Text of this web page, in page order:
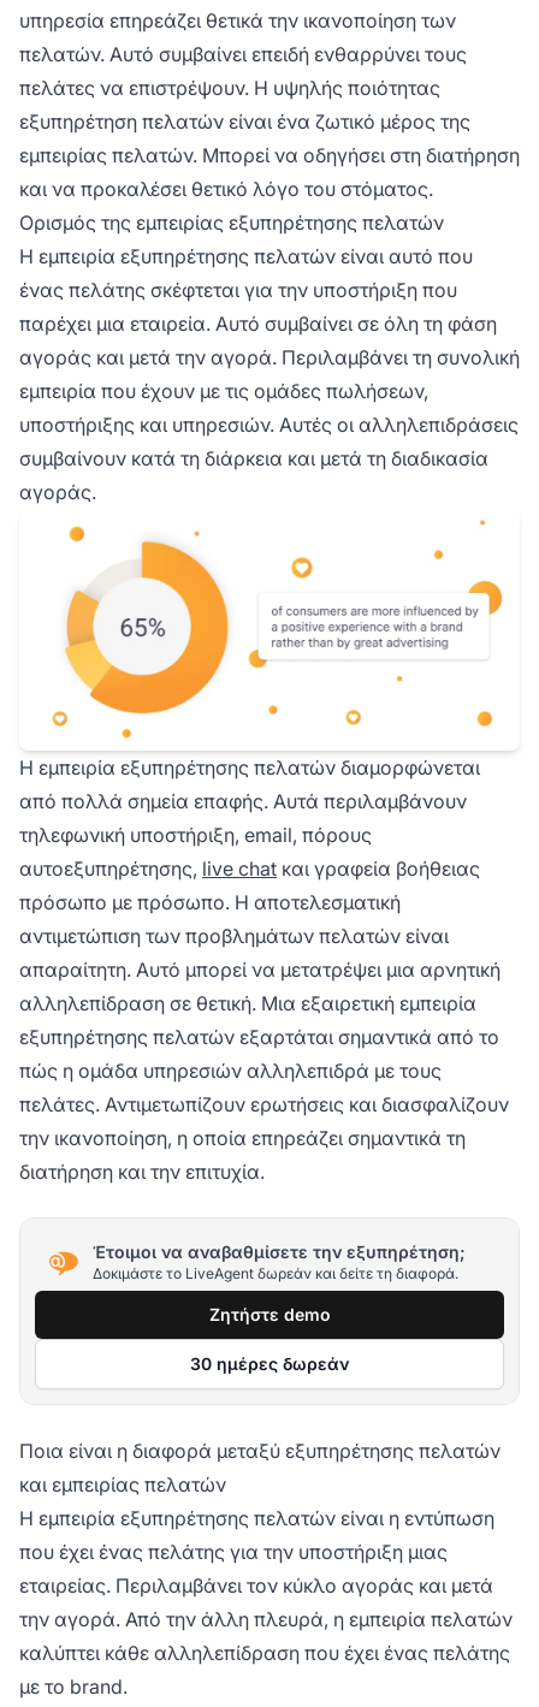
υπηρεσία επηρεάζει θετικά την ικανοποίηση των
πελατών. Αυτό συμβαίνει επειδή ενθαρρύνει τους
πελάτες να επιστρέψουν. Η υψηλής ποιότητας
εξυπηρέτηση πελατών είναι ένα ζωτικό μέρος της
εμπειρίας πελατών. Μπορεί να οδηγήσει στη διατήρηση
και να προκαλέσει θετικό λόγο του στόματος.
Ορισμός της εμπειρίας εξυπηρέτησης πελατών
Η εμπειρία εξυπηρέτησης πελατών είναι αυτό που
ένας πελάτης σκέφτεται για την υποστήριξη που
παρέχει μια εταιρεία. Αυτό συμβαίνει σε όλη τη φάση
αγοράς και μετά την αγορά. Περιλαμβάνει τη συνολική
εμπειρία που έχουν με τις ομάδες πωλήσεων,
υποστήριξης και υπηρεσιών. Αυτές οι αλληλεπιδράσεις
συμβαίνουν κατά τη διάρκεια και μετά τη διαδικασία
αγοράς.
Η εμπειρία εξυπηρέτησης πελατών διαμορφώνεται
από πολλά σημεία επαφής. Αυτά περιλαμβάνουν
τηλεφωνική υποστήριξη, email, πόρους
αυτοεξυπηρέτησης, live chat και γραφεία βοήθειας
πρόσωπο με πρόσωπο. Η αποτελεσματική
αντιμετώπιση των προβλημάτων πελατών είναι
απαραίτητη. Αυτό μπορεί να μετατρέψει μια αρνητική
αλληλεπίδραση σε θετική. Μια εξαιρετική εμπειρία
εξυπηρέτησης πελατών εξαρτάται σημαντικά από το
πώς η ομάδα υπηρεσιών αλληλεπιδρά με τους
πελάτες. Αντιμετωπίζουν ερωτήσεις και διασφαλίζουν
την ικανοποίηση, η οποία επηρεάζει σημαντικά τη
διατήρηση και την επιτυχία.
Έτοιμοι να αναβαθμίσετε την εξυπηρέτηση;
Δοκιμάστε το LiveAgent δωρεάν και δείτε τη διαφορά.
Ζητήστε demo
30 ημέρες δωρεάν
Ποια είναι η διαφορά μεταξύ εξυπηρέτησης πελατών
και εμπειρίας πελατών
Η εμπειρία εξυπηρέτησης πελατών είναι η εντύπωση
που έχει ένας πελάτης για την υποστήριξη μιας
εταιρείας. Περιλαμβάνει τον κύκλο αγοράς και μετά
την αγορά. Από την άλλη πλευρά, η εμπειρία πελατών
καλύπτει κάθε αλληλεπίδραση που έχει ένας πελάτης
με το brand.